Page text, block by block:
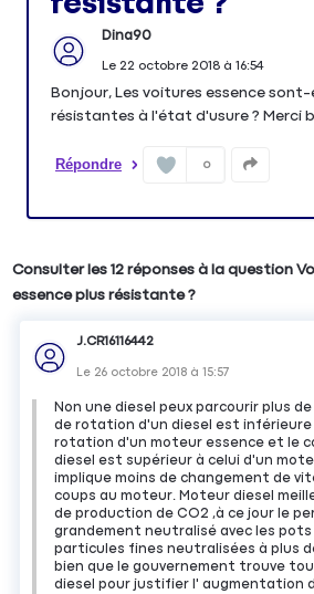
Dina90
Le 22 octobre 2018à 16:54
Bonjour, Les voitures essence sont-
résistantes à l'état d'usure ? Merci
Répondre 0
Consulter les 12 réponses à la question
essence plus résistante ?
J.CR16116442
Le 26 octobre 2018 à15:57
Non une diesel peux parcourir plus
de rotation d'un diesel est inférieure
rotation d'un moteur essence et le
diesel est supérieur à celui d'un
implique moins de changement de
coups au moteur. Moteur diesel
de production de CO2 ,à ce jour le
grandement neutralisé avec les
particules fines neutralisées à plus
bien que le gouvernement trouve
diesel pour justifier l' augmentation